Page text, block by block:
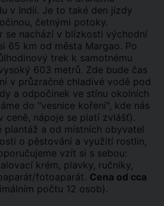
v Indii. Je to také den jízdy
četnými potoky.
se nachází v blízkosti východní
65 km od města Margao. Po
trek k samotnému
603 metrů. Zde bude čas
v průzračné chladivé vodě pod
a odpočinek ve stínu okolních
do "vesnice koření", kde nás
ceně, nápoje se platí zvlášť).
plantáž a od místních obyvatel
o pěstování a využití rostlin,
vzít si s sebou:
krém, plavky, ručníky,
fotoaparát. Cena od cca
počtu 12 osob).